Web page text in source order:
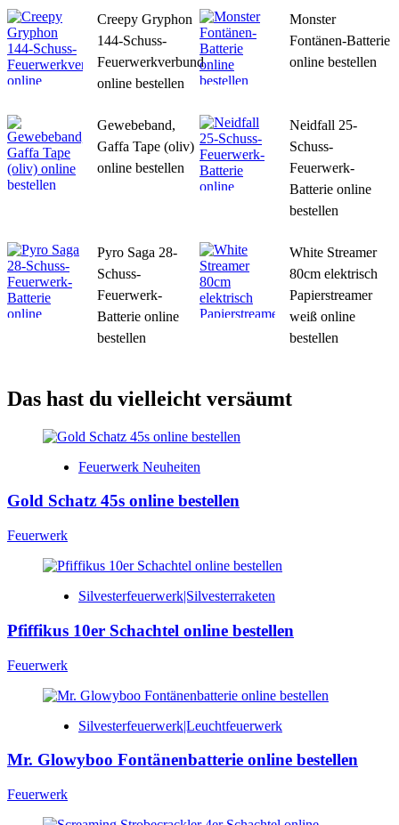
Creepy Gryphon
144-Schuss-
Feuerwerkverbund
online bestellen
Monster
Fontänen-Batterie
online bestellen
Gewebeband,
Gaffa Tape (oliv)
online bestellen
Neidfall 25-
Schuss-
Feuerwerk-
Batterie online
bestellen
Pyro Saga 28-
Schuss-
Feuerwerk-
Batterie online
bestellen
White Streamer
80cm elektrisch
Papierstreamer
weiß online
bestellen
Das hast du vielleicht versäumt
Feuerwerk Neuheiten
Gold Schatz 45s online bestellen
Feuerwerk
Silvesterfeuerwerk|Silvesterraketen
Pfiffikus 10er Schachtel online bestellen
Feuerwerk
Silvesterfeuerwerk|Leuchtfeuerwerk
Mr. Glowyboo Fontänenbatterie online bestellen
Feuerwerk